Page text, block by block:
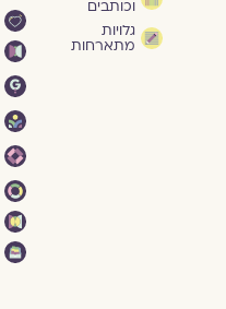
וכותבים
גלויות
מתארחות